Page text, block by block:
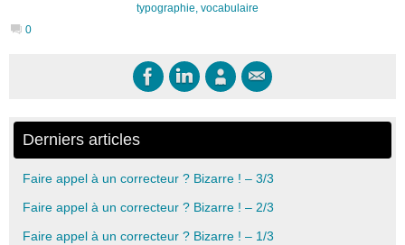
typographie, vocabulaire
0
Derniers articles
Faire appel à un correcteur ? Bizarre ! – 3/3
Faire appel à un correcteur ? Bizarre ! – 2/3
Faire appel à un correcteur ? Bizarre ! – 1/3